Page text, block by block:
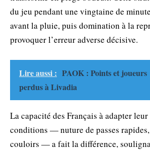
du jeu pendant une vingtaine de
avant la pluie, puis domination à la
provoquer l’erreur adverse décisive.
Lire aussi : PAOK : Points et joueurs
perdus à Livadia
La capacité des Français à adapter
conditions — nuture de passes
couloirs — a fait la différence,